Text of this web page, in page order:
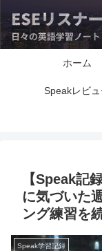
ホーム
Speakレビュ
【Speak記
に気づいた
ング練習を
Speak学習記録